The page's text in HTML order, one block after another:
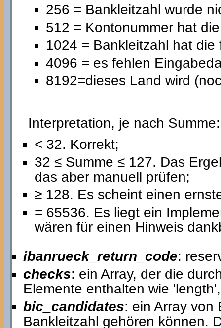
256 = Bankleitzahl wurde
512 = Kontonummer hat
1024 = Bankleitzahl hat die
4096 = es fehlen
8192=dieses Land wird
Interpretation, je nach Summe:
< 32. Korrekt;
32 ≤ Summe ≤ 127. Das
das aber manuell prüfen;
≥ 128. Es scheint einen
= 65536. Es liegt ein
wären für einen Hinweis
ibanrueck_return_code:
checks: ein Array, der die
Elemente enthalten wie
bic_candidates: ein Array von
Bankleitzahl gehören können.